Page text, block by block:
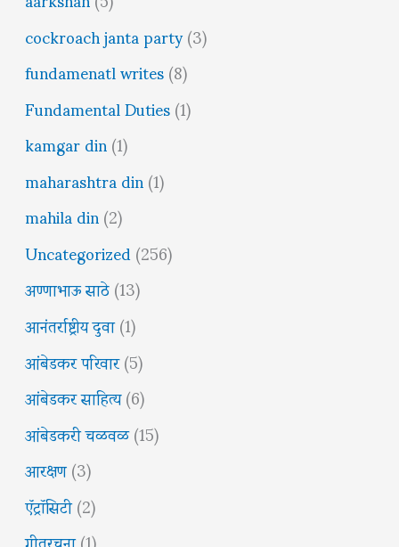
cockroach janta party(3)
fundamenatl writes(8)
Fundamental Duties(1)
kamgar din(1)
maharashtra din(1)
mahila din(2)
Uncategorized(256)
अण्णाभाऊ साठे(13)
आनंतर्राष्ट्रीय दुवा(1)
आंबेडकर परिवार(5)
आंबेडकर साहित्य(6)
आंबेडकरी चळवळ(15)
आरक्षण(3)
ऍट्रॉसिटी(2)